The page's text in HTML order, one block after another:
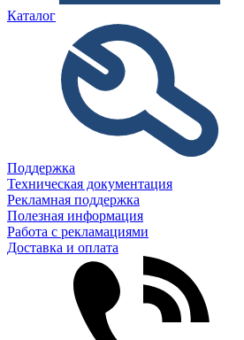
Каталог
Поддержка
Техническая документация
Рекламная поддержка
Полезная информация
Работа с рекламациями
Доставка и оплата